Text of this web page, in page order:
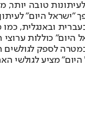
טובה יותר,
המהדורה המודפסת הראשונה
כוללות
במטרה לספק
מציע לגולשי